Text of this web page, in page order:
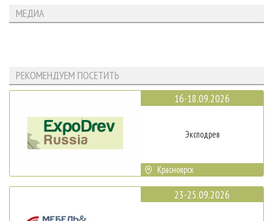
МЕДИА
РЕКОМЕНДУЕМ ПОСЕТИТЬ
16-18.09.2026
Эксподрев
Красноярск
23-25.09.2026